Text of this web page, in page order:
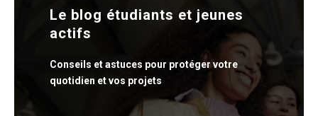
Le blog étudiants et jeunes
actifs
Conseils et astuces pour protéger votre
quotidien et vos projets